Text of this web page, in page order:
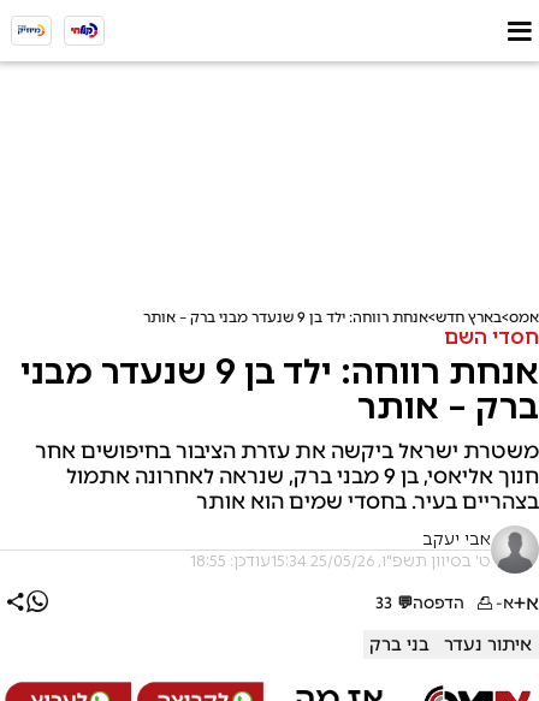
אמס בארץ חדש אנחת רווחה: ילד בן 9 שנעדר מבני ברק – אותר
חסדי השם
אנחת רווחה: ילד בן 9 שנעדר מבני
ברק – אותר
משטרת ישראל ביקשה את עזרת הציבור בחיפושים אחר
חנוך אליאסי, בן 9 מבני ברק, שנראה לאחרונה אתמול
בצהריים בעיר. בחסדי שמים הוא אותר
אבי יעקב
ט' בסיוון תשפ"ו, 25/05/26 15:34 עודכן: 18:55
א+א- הדפסה💬
33
איתור נעדר בני ברק